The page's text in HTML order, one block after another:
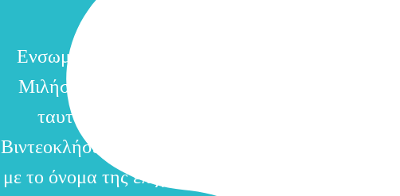
Ενσωματώνουμε στην πλατφόρμα σας
Μιλήστε όσο θέλετε με εικόνα...κρύσταλλο με
ταυτόχρονα! Απευθείας μέσα από τον
Βιντεοκλήσεις μέσα από τον δικό σας private
με το όνομα της επιχείρησης σας! ​Με 100% open